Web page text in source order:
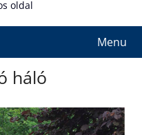
oldal
Menu
háló